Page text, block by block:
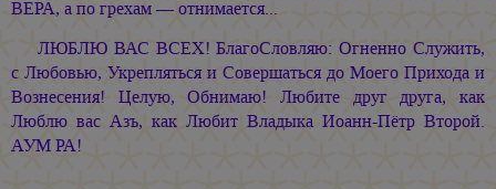
ВЕРА, а по грехам — отнимается...
ЛЮБЛЮ ВАС ВСЕХ! БлагоСловляю: Огненно Служить,
с Любовью, Укрепляться и Совершаться до Моего Прихода и
Вознесения! Целую, Обнимаю! Любите друг друга, как
Люблю вас Азъ, как Любит Владыка Иоанн-Пётр Второй.
АУМ РА!